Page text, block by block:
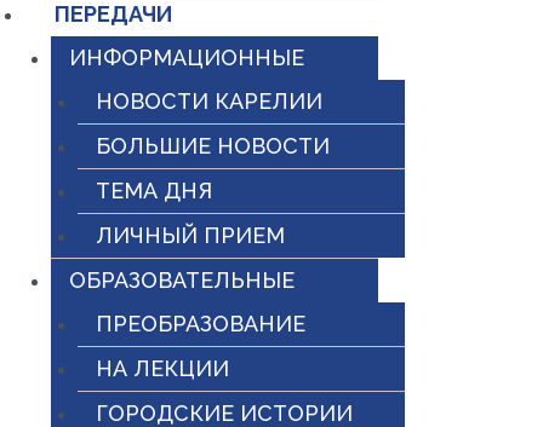
ПЕРЕДАЧИ
ИНФОРМАЦИОННЫЕ
НОВОСТИ КАРЕЛИИ
БОЛЬШИЕ НОВОСТИ
ТЕМА ДНЯ
ЛИЧНЫЙ ПРИЕМ
ОБРАЗОВАТЕЛЬНЫЕ
ПРЕОБРАЗОВАНИЕ
НА ЛЕКЦИИ
ГОРОДСКИЕ ИСТОРИИ